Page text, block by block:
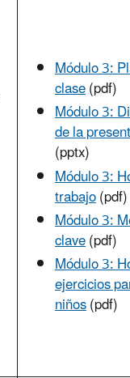
Módulo 3:
clase(pdf)
Módulo 3:
de la
(pptx)
Módulo 3:
trabajo(pdf)
Módulo 3:
clave(pdf)
Módulo 3:
ejercicios
niños(pdf)